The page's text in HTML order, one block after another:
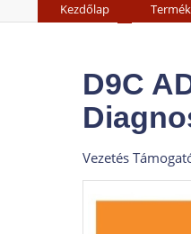
Kezdőlap
D9C
Vezetés